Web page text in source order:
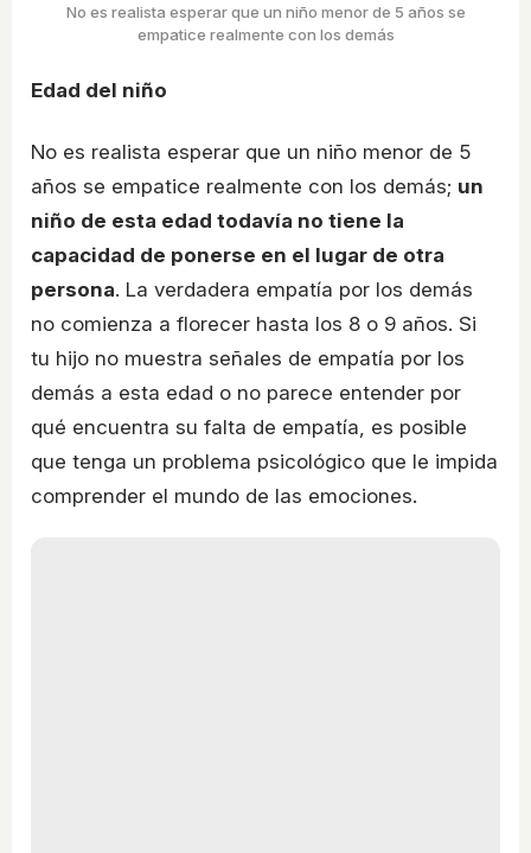
No es realista esperar que un niño menor de 5 años se
empatice realmente con los demás
Edad del niño
No es realista esperar que un niño menor de 5
años se empatice realmente con los demás; un
niño de esta edad todavía no tiene la
capacidad de ponerse en el lugar de otra
persona. La verdadera empatía por los demás
no comienza a florecer hasta los 8 o 9 años. Si
tu hijo no muestra señales de empatía por los
demás a esta edad o no parece entender por
qué encuentra su falta de empatía, es posible
que tenga un problema psicológico que le impida
comprender el mundo de las emociones.